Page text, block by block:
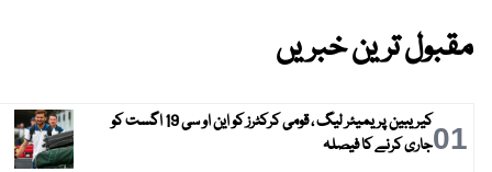
مقبول ترین خبریں
01
کیریبین پریمیئر لیگ ، قومی کرکٹرز کو این او سی 19 اگست کو
جاری کرنے کا فیصلہ